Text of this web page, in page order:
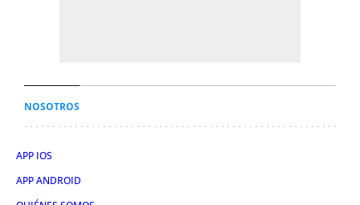
NOSOTROS
APP IOS
APP ANDROID